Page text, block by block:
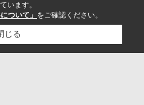
います。
ついて」 をご確認ください。
じる